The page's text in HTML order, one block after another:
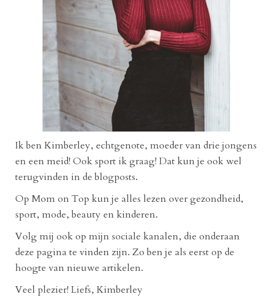
Ik ben Kimberley, echtgenote, moeder van drie jongens
en een meid! Ook sport ik graag! Dat kun je ook wel
terugvinden in de blogposts.
Op Mom on Top kun je alles lezen over gezondheid,
sport, mode, beauty en kinderen.
Volg mij ook op mijn sociale kanalen, die onderaan
deze pagina te vinden zijn. Zo ben je als eerst op de
hoogte van nieuwe artikelen.
Veel plezier! Liefs, Kimberley